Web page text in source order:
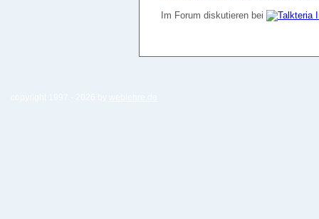
Im Forum diskutieren bei